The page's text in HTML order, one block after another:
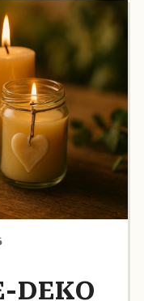
DEKO